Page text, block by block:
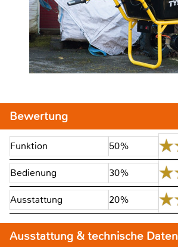
Bewertung
Funktion 50%
Bedienung 30%
Ausstattung 20%
Ausstattung & technische Daten